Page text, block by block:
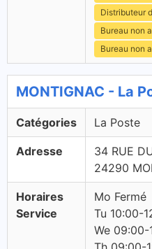
Distributeur
Bureau non
Bureau non
MONTIGNAC - La
Catégories La Poste
Adresse
34 RUE
24290
Horaires
Service
Mo Fermé
Tu 10:00-
We 09:00-